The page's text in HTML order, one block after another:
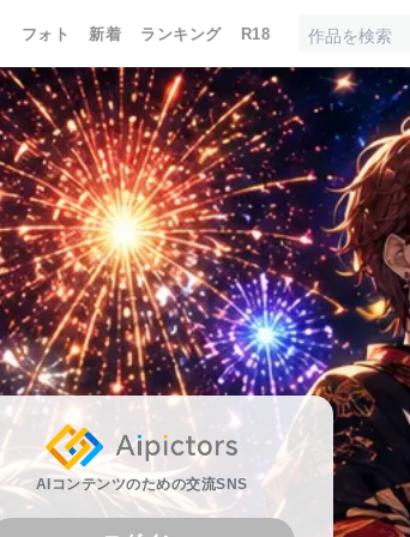
フォト 新着 ランキング R18
AIコンテンツのための交流SNS